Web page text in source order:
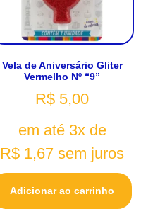
Vela de Aniversário Gliter
Vermelho Nº “9”
R$ 5,00
em até 3x de
R$ 1,67 sem juros
Adicionar ao carrinho